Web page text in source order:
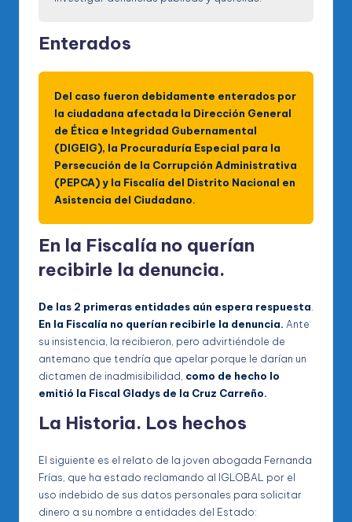
Enterados
Del caso fueron debidamente enterados por
la ciudadana afectada la Dirección General
de Ética e Integridad Gubernamental
(DIGEIG), la Procuraduría Especial para la
Persecución de la Corrupción Administrativa
(PEPCA) y la Fiscalía del Distrito Nacional en
Asistencia del Ciudadano.
En la Fiscalía no querían
recibirle la denuncia.
De las 2 primeras entidades aún espera respuesta.
En la Fiscalía no querían recibirle la denuncia. Ante
su insistencia, la recibieron, pero advirtiéndole de
antemano que tendría que apelar porque le darían un
dictamen de inadmisibilidad, como de hecho lo
emitió la Fiscal Gladys de la Cruz Carreño.
La Historia. Los hechos
El siguiente es el relato de la joven abogada Fernanda
Frías, que ha estado reclamando al IGLOBAL por el
uso indebido de sus datos personales para solicitar
dinero a su nombre a entidades del Estado: